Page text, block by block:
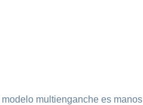
multienganche es manos